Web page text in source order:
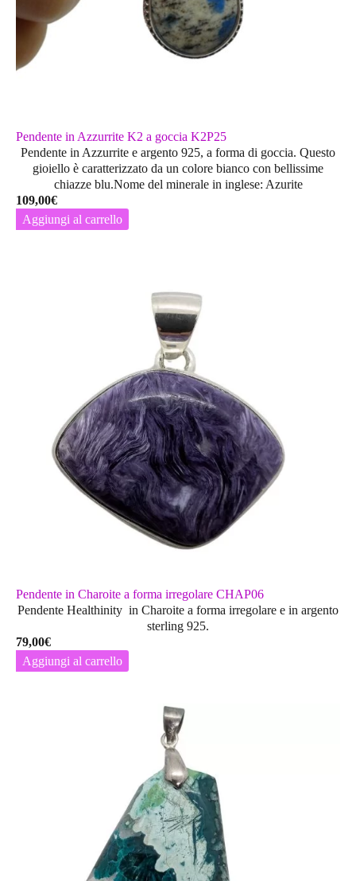
Pendente in Azzurrite K2 a goccia K2P25
Pendente in Azzurrite e argento 925, a forma di goccia. Questo
gioiello è caratterizzato da un colore bianco con bellissime
chiazze blu.Nome del minerale in inglese: Azurite
109,00€
Aggiungi al carrello
Pendente in Charoite a forma irregolare CHAP06
Pendente Healthinity in Charoite a forma irregolare e in argento
sterling 925.
79,00€
Aggiungi al carrello